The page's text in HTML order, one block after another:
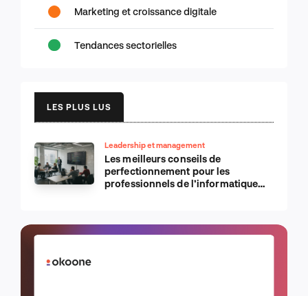
Marketing et croissance digitale
Tendances sectorielles
LES PLUS LUS
Leadership et management
Les meilleurs conseils de
perfectionnement pour les
professionnels de l’informatique